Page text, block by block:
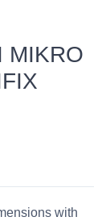
MIKRO
with